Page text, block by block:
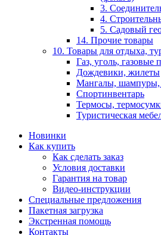
3.
4.
5. Садовый
14. Прочие товары
10. Товары для отдыха,
Газ, уголь, газовые
Дождевики, жилеты
Мангалы, шампуры,
Спортинвентарь
Термосы,
Туристическая
Новинки
Как купить
Как сделать заказ
Условия доставки
Гарантия на товар
Видео-инструкции
Специальные предложения
Пакетная загрузка
Экстренная помощь
Контакты